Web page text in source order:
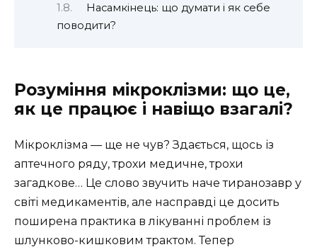
Насамкінець: що думати і як себе
поводити?
Розуміння мікроклізми: що це,
як це працює і навіщо взагалі?
Мікроклізма — ще не чув? Здається, щось із
аптечного ряду, трохи медичне, трохи
загадкове… Це слово звучить наче тиранозавр у
світі медикаментів, але насправді це досить
поширена практика в лікуванні проблем із
шлунково-кишковим трактом. Тепер